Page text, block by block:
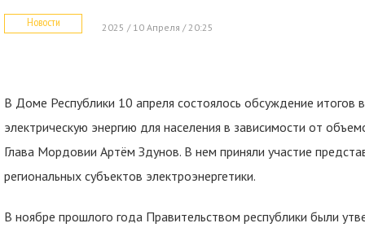
Новости 2025 / 10 Апреля / 20:25
В Доме Республики 10 апреля состоялось обсуждение
электрическую энергию для населения в зависимости от
Глава Мордовии Артём Здунов. В нем приняли участие
региональных субъектов электроэнергетики.
В ноябре прошлого года Правительством республики были